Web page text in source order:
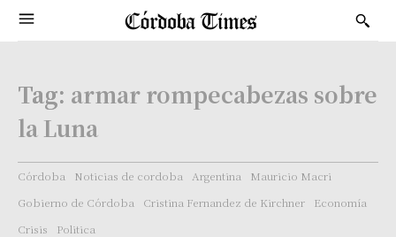
Tag: armar rompecabezas sobre
la Luna
Córdoba Noticias de cordoba Argentina
Mauricio Macri
Gobierno de Córdoba
Cristina Fernandez de Kirchner
Economía
Crisis
Politica